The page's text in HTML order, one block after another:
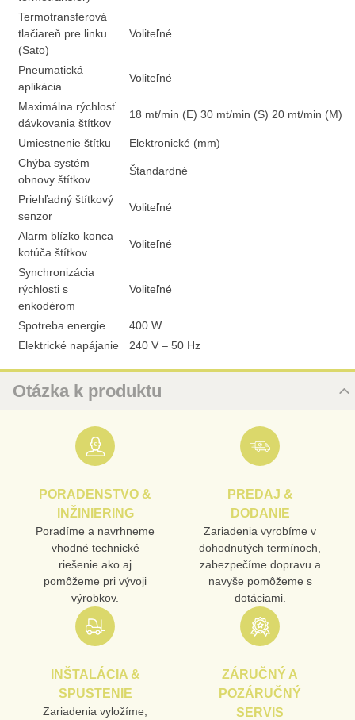
Termotransferová
tlačiareň pre linku
(Sato)
Voliteľné
Pneumatická
aplikácia
Voliteľné
Maximálna rýchlosť
dávkovania štítkov
18 mt/min (E) 30 mt/min (S) 20 mt/min (M)
Umiestnenie štítku
Elektronické (mm)
Chýba systém
obnovy štítkov
Štandardné
Priehľadný štítkový
senzor
Voliteľné
Alarm blízko konca
kotúča štítkov
Voliteľné
Synchronizácia
rýchlosti s
enkodérom
Voliteľné
Spotreba energie
400 W
Elektrické napájanie
240 V – 50 Hz
Otázka k produktu
PRODUKTPORADENSTVO &
INŽINIERING
Poradíme a navrhneme
vhodné technické
riešenie ako aj
pomôžeme pri vývoji
výrobkov.
PREDAJ &
DODANIE
Zariadenia vyrobíme v
dohodnutých termínoch,
zabezpečíme dopravu a
navyše pomôžeme s
dotáciami.
INŠTALÁCIA &
SPUSTENIE
Zariadenia vyložíme,
ZÁRUČNÝ A
POZÁRUČNÝ
SERVIS